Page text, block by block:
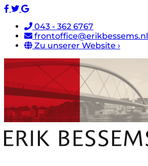
043 - 362 6767
frontoffice@erikbessems.nl
Zu unserer Website ›